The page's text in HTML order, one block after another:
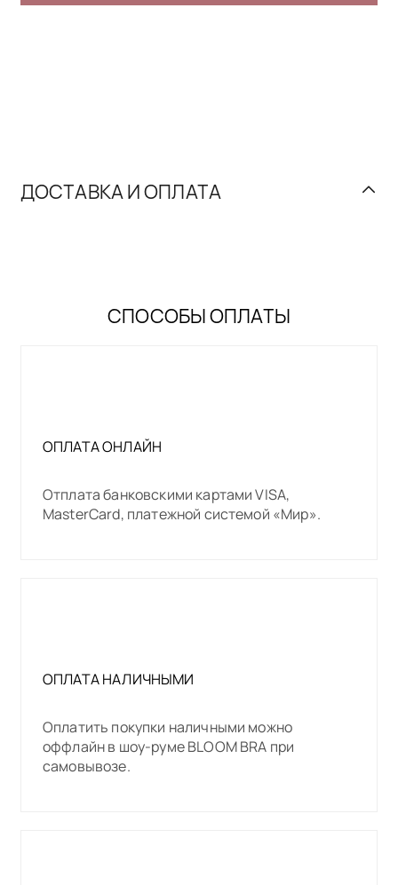
ДОСТАВКА И ОПЛАТА
СПОСОБЫ ОПЛАТЫ
ОПЛАТА ОНЛАЙН
Отплата банковскими картами VISA,
MasterCard, платежной системой «Мир».
ОПЛАТА НАЛИЧНЫМИ
Оплатить покупки наличными можно
оффлайн в шоу-руме BLOOM BRA при
самовывозе.